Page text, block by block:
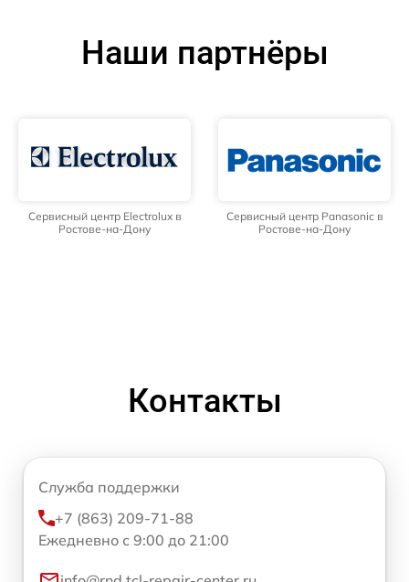
Наши партнёры
Сервисный центр Electrolux в
Ростове-на-Дону
Сервисный центр Panasonic в
Ростове-на-Дону
Контакты
Служба поддержки
+7 (863) 209-71-88
Ежедневно с 9:00 до 21:00